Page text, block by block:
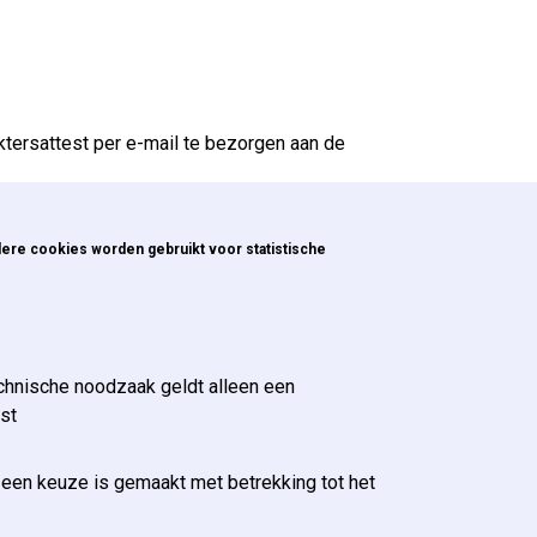
cookies worden gebruikt voor statistische
noodzaak geldt alleen een
keuze is gemaakt met betrekking tot het
per e-mail te bezorgen aan de